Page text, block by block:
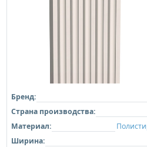
Бренд:
Страна производства:
Материал:
Ширина: